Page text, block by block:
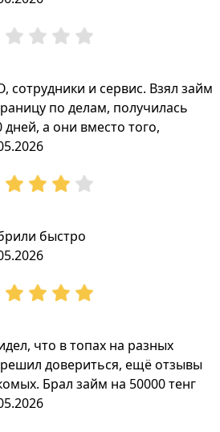
и сервис. Взял займ
по делам, получилась
дней, а они вместо того,
быстро
что в топах на разных
решил довериться, ещё отзывы
Брал займ на 50000 тенг